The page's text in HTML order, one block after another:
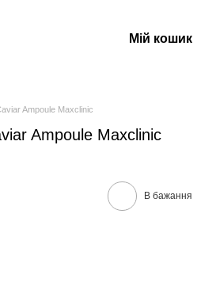
Мій кошик
Ampoule Maxclinic
Ampoule Maxclinic
В бажання